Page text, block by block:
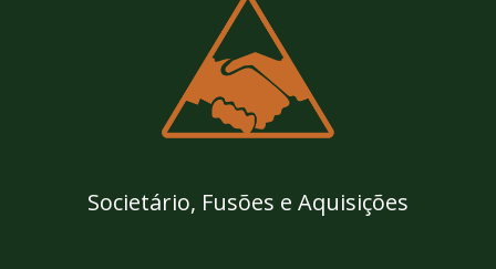
Societário, Fusões e Aquisições